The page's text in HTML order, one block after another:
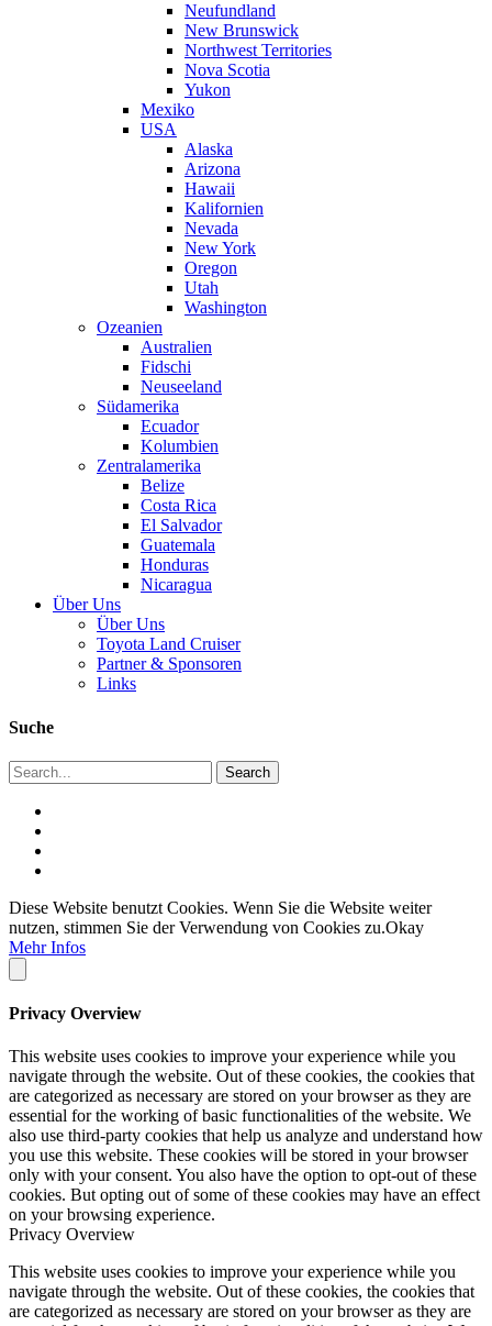
Neufundland
New Brunswick
Northwest Territories
Nova Scotia
Yukon
Mexiko
USA
Alaska
Arizona
Hawaii
Kalifornien
Nevada
New York
Oregon
Utah
Washington
Ozeanien
Australien
Fidschi
Neuseeland
Südamerika
Ecuador
Kolumbien
Zentralamerika
Belize
Costa Rica
El Salvador
Guatemala
Honduras
Nicaragua
Über Uns
Über Uns
Toyota Land Cruiser
Partner & Sponsoren
Links
Suche
Diese Website benutzt Cookies. Wenn Sie die Website weiter
nutzen, stimmen Sie der Verwendung von Cookies zu.Okay
Mehr Infos
Privacy Overview
This website uses cookies to improve your experience while you
navigate through the website. Out of these cookies, the cookies that
are categorized as necessary are stored on your browser as they are
essential for the working of basic functionalities of the website. We
also use third-party cookies that help us analyze and understand how
you use this website. These cookies will be stored in your browser
only with your consent. You also have the option to opt-out of these
cookies. But opting out of some of these cookies may have an effect
on your browsing experience.
Privacy Overview
This website uses cookies to improve your experience while you
navigate through the website. Out of these cookies, the cookies that
are categorized as necessary are stored on your browser as they are